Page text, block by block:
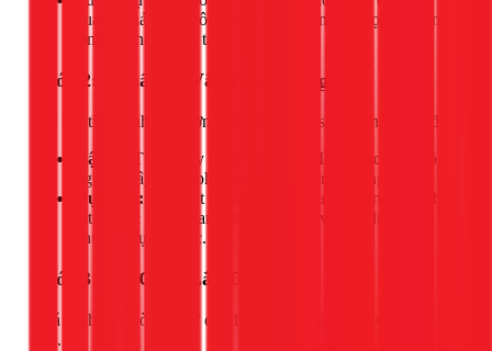
quang, thả...) và công suất bộ nguồn phù hợp để tránh
lãng phí hoặc quá tải.
Bước 2: Chuẩn Bị Vật Tư và Dụng Cụ
Sau khi thống nhất phương án, chúng tôi sẽ chuẩn bị đầy đủ:
Vật tư:
Thanh ray nam châm, đèn LED các loại, bộ
nguồn, dây điện, phụ kiện nối góc, nối thẳng...
Dụng cụ: Máy cắt nhôm, máy khoan bê tông, máy bắt
vít, thước laser, thang, bút thử điện và các dụng cụ
chuyên dụng khác.
Bước 3: Thi Công Lắp Đặt Thanh Ray
Quá trình này đòi hỏi sự chính xác cao, đặc biệt với hệ âm
trần.